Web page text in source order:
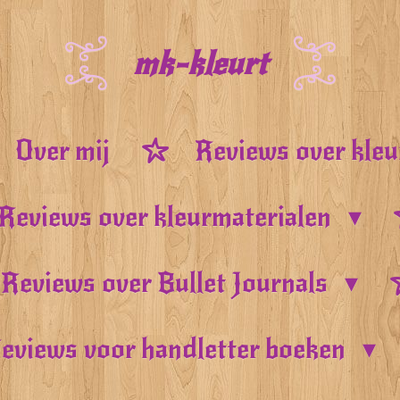
mk-kleurt
Over mij Reviews over
over kleurmaterialen
Reviews over Bullet Journals
voor handletter boeken